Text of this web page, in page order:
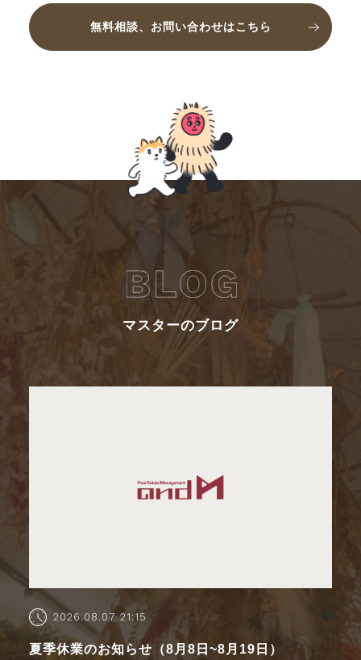
無料相談、お問い合わせはこちら
マスターのブログ
2026.08.07 21:15
夏季休業のお知らせ（8月8日~8月19日）